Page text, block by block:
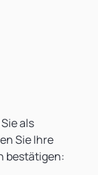
als
Sie Ihre
bestätigen: